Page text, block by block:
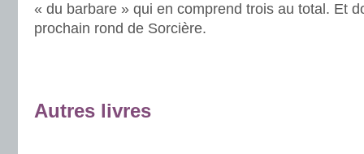
« du barbare » qui en comprend trois au total. Et
prochain rond de Sorcière.
Autres livres